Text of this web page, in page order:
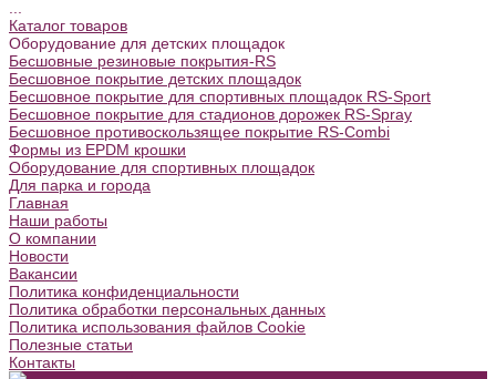
Каталог товаров
Оборудование для детских площадок
Бесшовные резиновые покрытия-RS
Бесшовное покрытие детских площадок
Бесшовное покрытие для спортивных площадок RS-Sport
Бесшовное покрытие для стадионов дорожек RS-Spray
Бесшовное противоскользящее покрытие RS-Combi
Формы из EPDM крошки
Оборудование для спортивных площадок
Для парка и города
Главная
Наши работы
О компании
Новости
Вакансии
Политика конфиденциальности
Политика обработки персональных данных
Политика использования файлов Cookie
Полезные статьи
Контакты